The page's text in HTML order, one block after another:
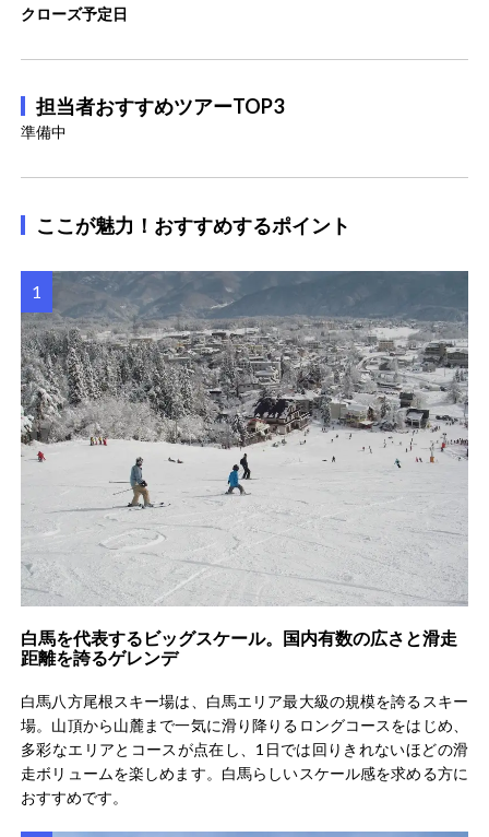
クローズ予定日
担当者おすすめツアーTOP3
準備中
ここが魅力！おすすめするポイント
白馬を代表するビッグスケール。国内有数の広さと滑走
距離を誇るゲレンデ
白馬八方尾根スキー場は、白馬エリア最大級の規模を誇るスキー
場。山頂から山麓まで一気に滑り降りるロングコースをはじめ、
多彩なエリアとコースが点在し、1日では回りきれないほどの滑
走ボリュームを楽しめます。白馬らしいスケール感を求める方に
おすすめです。